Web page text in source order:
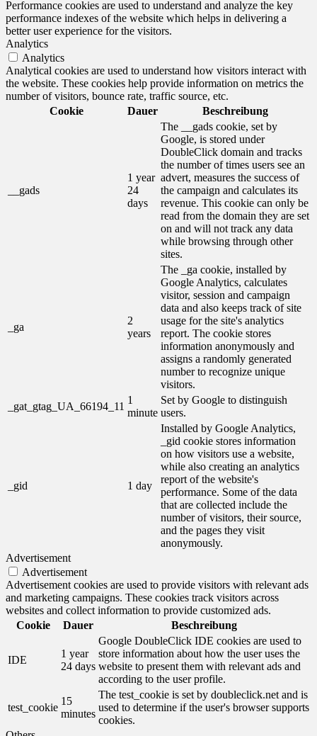
Performance cookies are used to understand and analyze the key
performance indexes of the website which helps in delivering a
better user experience for the visitors.
Analytics
Analytics
Analytical cookies are used to understand how visitors interact with
the website. These cookies help provide information on metrics the
number of visitors, bounce rate, traffic source, etc.
Cookie
Dauer Beschreibung
__gads
1 year
24
days
The __gads cookie, set by
Google, is stored under
DoubleClick domain and tracks
the number of times users see an
advert, measures the success of
the campaign and calculates its
revenue. This cookie can only be
read from the domain they are set
on and will not track any data
while browsing through other
sites.
_ga
2
years
The _ga cookie, installed by
Google Analytics, calculates
visitor, session and campaign
data and also keeps track of site
usage for the site's analytics
report. The cookie stores
information anonymously and
assigns a randomly generated
number to recognize unique
visitors.
_gat_gtag_UA_66194_11
1
minute
Set by Google to distinguish
users.
_gid 1 day
Installed by Google Analytics,
_gid cookie stores information
on how visitors use a website,
while also creating an analytics
report of the website's
performance. Some of the data
that are collected include the
number of visitors, their source,
and the pages they visit
anonymously.
Advertisement
Advertisement
Advertisement cookies are used to provide visitors with relevant ads
and marketing campaigns. These cookies track visitors across
websites and collect information to provide customized ads.
Cookie
Dauer Beschreibung
IDE
1 year
24 days
Google DoubleClick IDE cookies are used to
store information about how the user uses the
website to present them with relevant ads and
according to the user profile.
test_cookie
15
minutes
The test_cookie is set by doubleclick.net and is
used to determine if the user's browser supports
cookies.